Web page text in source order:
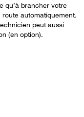
qu’à brancher votre
automatiquement.
peut aussi
(en option).